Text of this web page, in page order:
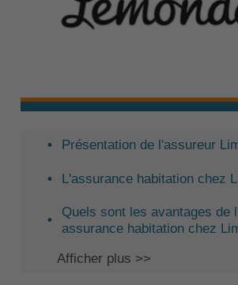
Présentation de l'assureur
L'assurance habitation chez
Quels sont les avantages de
assurance habitation chez
Afficher plus >>